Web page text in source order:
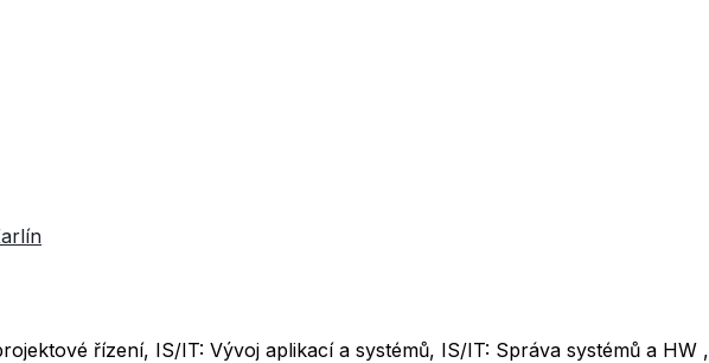
řízení, IS/IT: Vývoj aplikací a systémů, IS/IT: Správa systémů a HW ,